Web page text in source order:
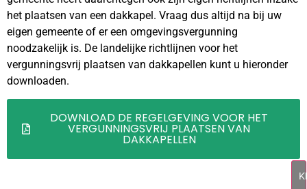
het plaatsen van een dakkapel. Vraag dus altijd na bij uw
eigen gemeente of er een omgevingsvergunning
noodzakelijk is. De landelijke richtlijnen voor het
vergunningsvrij plaatsen van dakkapellen kunt u hieronder
downloaden.
DOWNLOAD DE REGELGEVING VOOR HET
VERGUNNINGSVRIJ PLAATSEN VAN
DAKKAPELLEN